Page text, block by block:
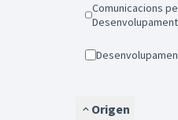
Comunicacions per un
Origen